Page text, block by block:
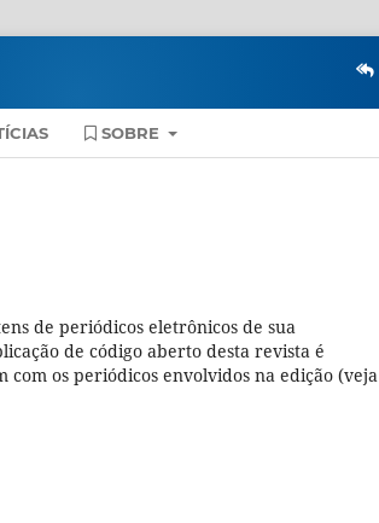
SOBRE
de periódicos eletrônicos de sua
de código aberto desta revista é
os periódicos envolvidos na edição (veja